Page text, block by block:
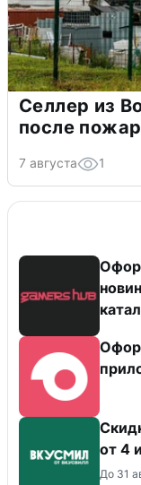
Селлер из
после
7 августа 1
от 4
До 31